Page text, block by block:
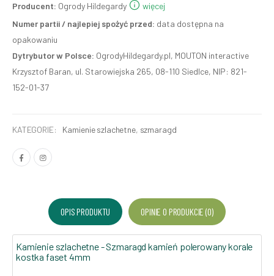
Producent: Ogrody Hildegardy
więcej
Numer partii / najlepiej spożyć przed: data dostępna na
opakowaniu
Dytrybutor w Polsce: OgrodyHildegardy.pl, MOUTON interactive
Krzysztof Baran, ul. Starowiejska 265, 08-110 Siedlce, NIP: 821-
152-01-37
KATEGORIE: Kamienie szlachetne, szmaragd
OPIS PRODUKTU OPINIE O PRODUKCIE (0)
Kamienie szlachetne - Szmaragd kamień polerowany korale
kostka faset 4mm